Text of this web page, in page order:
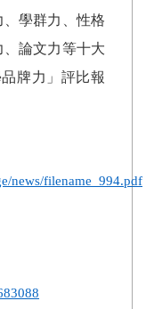
學群力、性格
論文力等十大
牌力」評比報
news/filename_994.pdf